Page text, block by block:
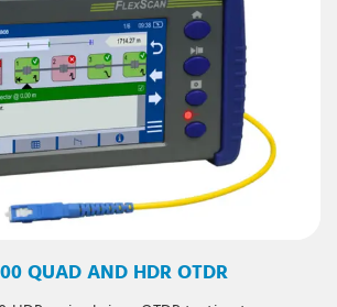
QUAD AND HDR OTDR